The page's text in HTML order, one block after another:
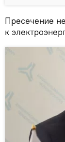
Пресечение
к